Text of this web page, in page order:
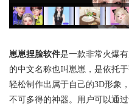
崽崽捏脸软件是一款非常火爆
的中文名称也叫崽崽，是依托
轻松制作出属于自己的3D形象
不可多得的神器。用户可以通